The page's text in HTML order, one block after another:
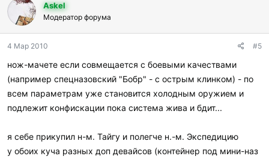
а
г
о
а
л
и
Askel
Модератор форума
4 Мар 2010 #5
нож-мачете если совмещается с боевыми качествами
(например спецназовский "Бобр" - с острым клинком) - по
всем параметрам уже становится холодным оружием и
подлежит конфискации пока система жива и бдит...
я себе прикупил н-м. Тайгу и полегче н.-м. Экспедицию
у обоих куча разных доп девайсов (контейнер под мини-наз